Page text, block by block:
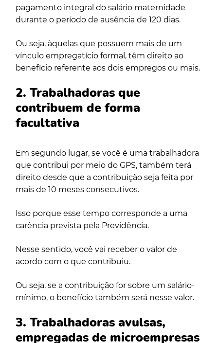
pagamento integral do salário maternidade
durante o período de ausência de 120 dias.
Ou seja, àquelas que possuem mais de um
vínculo empregatício formal, têm direito ao
benefício referente aos dois empregos ou mais.
2. Trabalhadoras que
contribuem de forma
facultativa
Em segundo lugar, se você é uma trabalhadora
que contribui por meio do GPS, também terá
direito desde que a contribuição seja feita por
mais de 10 meses consecutivos.
Isso porque esse tempo corresponde a uma
carência prevista pela Previdência.
Nesse sentido, você vai receber o valor de
acordo com o que contribuiu.
Ou seja, se a contribuição for sobre um salário-
mínimo, o benefício também será nesse valor.
3. Trabalhadoras avulsas,
empregadas de microempresas